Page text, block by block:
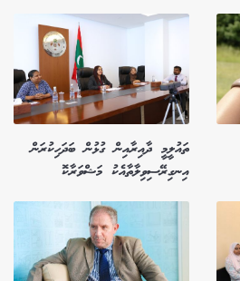
ތައުލީމީ ދާއިރާއިން ގުޅުން ބަދަހިކުރަން
އިނގިރޭސިވިލާތާއެކު މަޝްވަރާކޮ